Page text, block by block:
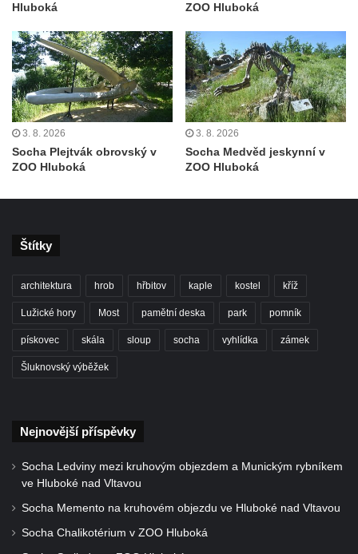
Socha ležícího koně v Sadech
Socha Medvídě v Tierpark Chemnitz
Sochy Ležící žena v Tierpark Chemnitz
Sochy Ptáci v Tierpark Chemnitz
Socha Skupina jeřábů v Tierpark Chemnitz
Socha Panter v ZOO Leipzig
Socha Tygr v ZOO Leipzig
Socha Iásón v ZOO Leipzig
Socha Mladý slon v ZOO Leipzig
Socha Býk v ZOO Dresden
Socha krokodýla v ZOO Dresden
Socha slona v ZOO Dresden
Socha Faun s medvíďaty v ZOO Dresden
Socha divokého prasete před vstupem do
ZOO Dresden
Hluboká
ZOO Hluboká
3. 8. 2026
Socha Plejtvák obrovský v
ZOO Hluboká
3. 8. 2026
Socha Medvěd jeskynní v
ZOO Hluboká
Štítky
architektura hrob hřbitov kaple kostel kříž
Lužické hory Most pamětní deska park pomník
pískovec skála sloup socha vyhlídka zámek
Šluknovský výběžek
Nejnovější příspěvky
Socha Ledviny mezi kruhovým objezdem a Munickým rybníkem
ve Hluboké nad Vltavou
Socha Memento na kruhovém objezdu ve Hluboké nad Vltavou
Socha Chalikotérium v ZOO Hluboká